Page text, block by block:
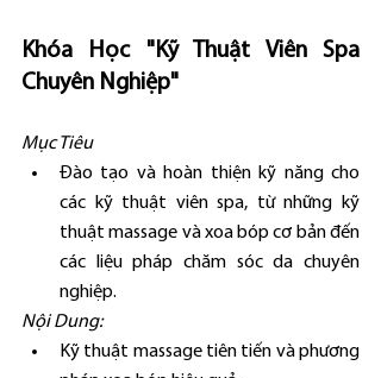
Khóa Học "Kỹ Thuật Viên Spa
Chuyên Nghiệp"
Mục Tiêu
Đào tạo và hoàn thiện kỹ năng cho
các kỹ thuật viên spa, từ những kỹ
thuật massage và xoa bóp cơ bản đến
các liệu pháp chăm sóc da chuyên
nghiệp.
Nội Dung:
Kỹ thuật massage tiên tiến và phương